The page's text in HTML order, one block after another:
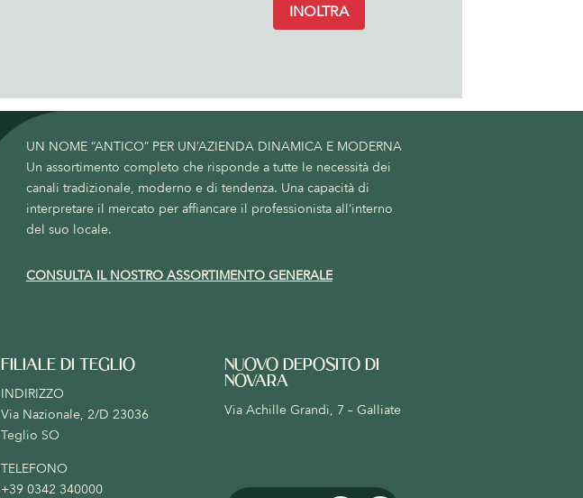
INOLTRA
UN NOME “ANTICO” PER UN’AZIENDA DINAMICA E MODERNA
Un assortimento completo che risponde a tutte le necessità dei
canali tradizionale, moderno e di tendenza. Una capacità di
interpretare il mercato per affiancare il professionista all’interno
del suo locale.
CONSULTA IL NOSTRO ASSORTIMENTO GENERALE
FILIALE DI TEGLIO
INDIRIZZO
Via Nazionale, 2/D 23036
Teglio SO
TELEFONO
+39 0342 340000
NUOVO DEPOSITO DI
NOVARA
Via Achille Grandi, 7 – Galliate